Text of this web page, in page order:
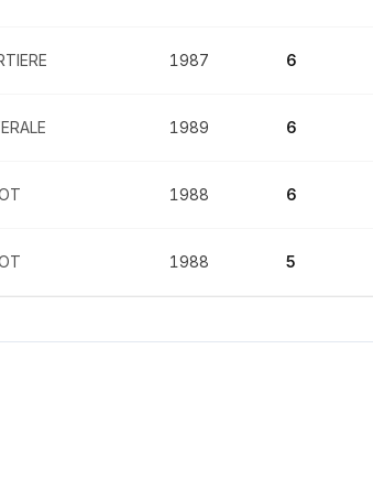
1987 6
1989 6
1988 6
1988 5